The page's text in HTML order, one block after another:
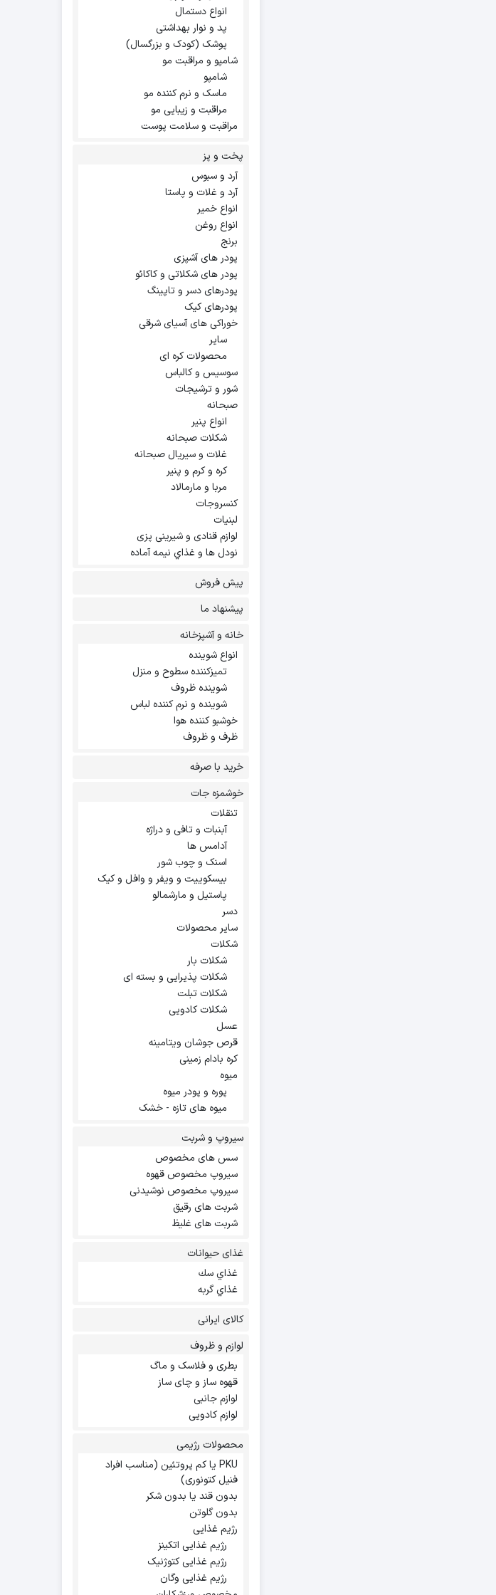
انواع دستمال
پد و نوار بهداشتی
پوشک (کودک و بزرگسال)
شامپو و مراقبت مو
شامپو
ماسک و نرم کننده مو
مراقبت و زیبایی مو
مراقبت و سلامت پوست
پخت و پز
آرد و سبوس
آرد و غلات و پاستا
انواع خمیر
انواع روغن
برنج
پودر های آشپزی
پودر های شکلاتی و کاکائو
پودرهای دسر و تاپینگ
پودرهای کیک
خوراکی های آسیای شرقی
سایر
محصولات کره ای
سوسیس و کالباس
شور و ترشیجات
صبحانه
انواع پنیر
شکلات صبحانه
غلات و سیریال صبحانه
کره و کرم و پنیر
مربا و مارمالاد
کنسروجات
لبنیات
لوازم قنادی و شیرینی پزی
نودل ها و غذاي نيمه آماده
پیش فروش
پیشنهاد ما
خانه و آشپزخانه
انواع شوینده
تمیزکننده سطوح و منزل
شوینده ظروف
شوینده و نرم کننده لباس
خوشبو کننده هوا
ظرف و ظروف
خرید با صرفه
خوشمزه جات
تنقلات
آبنبات و تافی و دراژه
آدامس ها
اسنک و چوب شور
بیسکوییت و ویفر و وافل و کیک
پاستیل و مارشمالو
دسر
سایر محصولات
شکلات
شکلات بار
شکلات پذیرایی و بسته ای
شکلات تبلت
شکلات کادویی
عسل
قرص جوشان ویتامینه
کره بادام زمینی
میوه
پوره و پودر میوه
میوه های تازه - خشک
سیروپ و شربت
سس های مخصوص
سیروپ مخصوص قهوه
سیروپ مخصوص نوشیدنی
شربت های رقیق
شربت های غلیظ
غذای حیوانات
غذاي سك
غذاي گربه
کالای ایرانی
لوازم و ظروف
بطری و فلاسک و ماگ
قهوه ساز و چای ساز
لوازم جانبی
لوازم کادویی
محصولات رژیمی
PKU یا کم پروتئین (مناسب افراد
فنیل کتونوری)
بدون قند یا بدون شکر
بدون گلوتن
رژیم غذایی
رژیم غذایی اتکینز
رژیم غذایی کتوژنیک
رژیم غذایی وگان